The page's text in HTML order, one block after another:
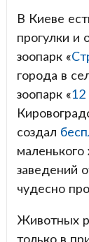
В Киеве
прогулки и
зоопарк «
города в
зоопарк «12
создал
заведений
чудесно
Животных
только в